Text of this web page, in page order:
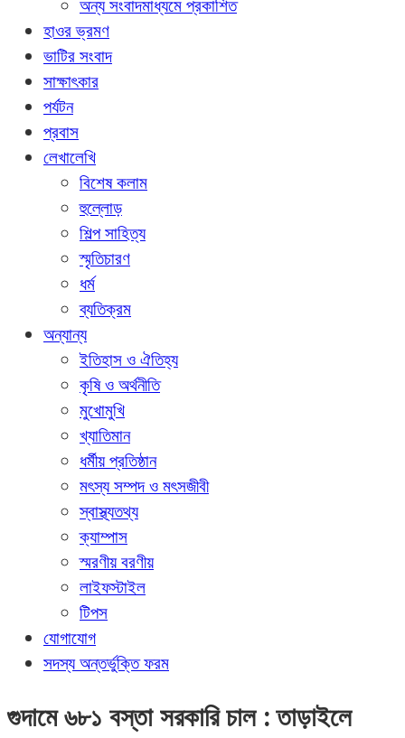
অন্য সংবাদমাধ্যমে প্রকাশিত
হাওর ভ্রমণ
ভাটির সংবাদ
সাক্ষাৎকার
পর্যটন
প্রবাস
লেখালেখি
বিশেষ কলাম
হুল্লোড়
শিল্প সাহিত্য
স্মৃতিচারণ
ধর্ম
ব্যতিক্রম
অন্যান্য
ইতিহাস ও ঐতিহ্য
কৃষি ও অর্থনীতি
মুখোমুখি
খ্যাতিমান
ধর্মীয় প্রতিষ্ঠান
মৎস্য সম্পদ ও মৎসজীবী
স্বাস্থ্যতথ্য
ক্যাম্পাস
স্মরণীয় বরণীয়
লাইফস্টাইল
টিপস
যোগাযোগ
সদস্য অন্তর্ভুক্তি ফরম
গুদামে ৬৮১ বস্তা সরকারি চাল : তাড়াইলে